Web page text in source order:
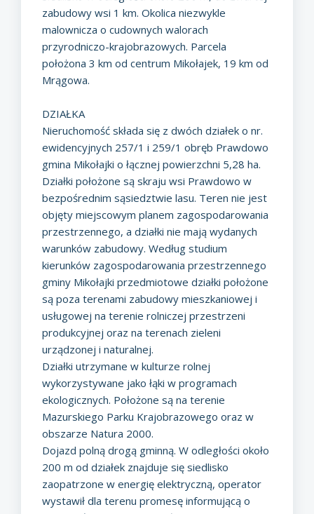
zabudowy wsi 1 km. Okolica niezwykle
malownicza o cudownych walorach
przyrodniczo-krajobrazowych. Parcela
położona 3 km od centrum Mikołajek, 19 km od
Mrągowa.
DZIAŁKA
Nieruchomość składa się z dwóch działek o nr.
ewidencyjnych 257/1 i 259/1 obręb Prawdowo
gmina Mikołajki o łącznej powierzchni 5,28 ha.
Działki położone są skraju wsi Prawdowo w
bezpośrednim sąsiedztwie lasu. Teren nie jest
objęty miejscowym planem zagospodarowania
przestrzennego, a działki nie mają wydanych
warunków zabudowy. Według studium
kierunków zagospodarowania przestrzennego
gminy Mikołajki przedmiotowe działki położone
są poza terenami zabudowy mieszkaniowej i
usługowej na terenie rolniczej przestrzeni
produkcyjnej oraz na terenach zieleni
urządzonej i naturalnej.
Działki utrzymane w kulturze rolnej
wykorzystywane jako łąki w programach
ekologicznych. Położone są na terenie
Mazurskiego Parku Krajobrazowego oraz w
obszarze Natura 2000.
Dojazd polną drogą gminną. W odległości około
200 m od działek znajduje się siedlisko
zaopatrzone w energię elektryczną, operator
wystawił dla terenu promesę informującą o